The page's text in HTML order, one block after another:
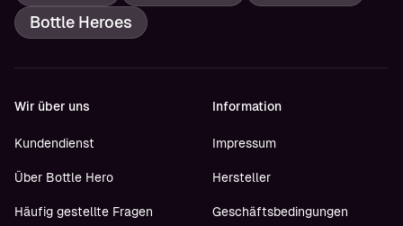
Bottle Heroes
Wir über uns
Kundendienst
Über Bottle Hero
Häufig gestellte Fragen
Information
Impressum
Hersteller
Geschäftsbedingungen